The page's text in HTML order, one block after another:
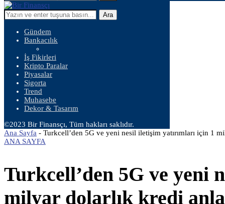
Ara
Gündem
Bankacılık
İş Fikirleri
Kripto Paralar
Piyasalar
Sigorta
Trend
Muhasebe
Dekor & Tasarım
©2023 Bir Finansçı, Tüm hakları saklıdır.
Ana Sayfa - Turkcell’den 5G ve yeni nesil iletişim yatırımları için 1
ANA SAYFA
Turkcell’den 5G ve yeni
milyar dolarlık kredi